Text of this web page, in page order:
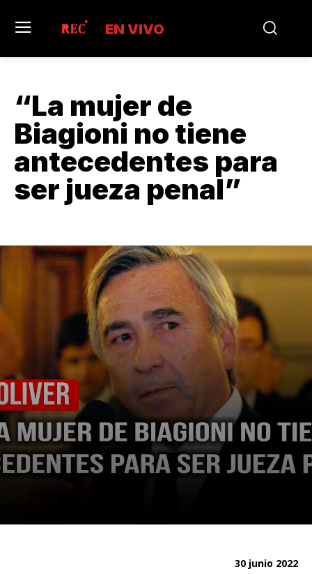
EN VIVO
“La mujer de
Biagioni no tiene
antecedentes para
ser jueza penal”
30 junio 2022